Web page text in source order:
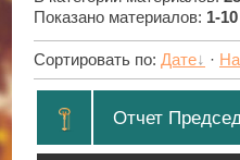
Показано материалов: 1-10
Сортировать по: Дате ·
Отчет